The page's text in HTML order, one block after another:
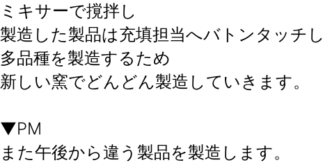
ミキサーで撹拌し
製造した製品は充填担当へバトンタッチし
多品種を製造するため
新しい窯でどんどん製造していきます。
▼PM
また午後から違う製品を製造します。